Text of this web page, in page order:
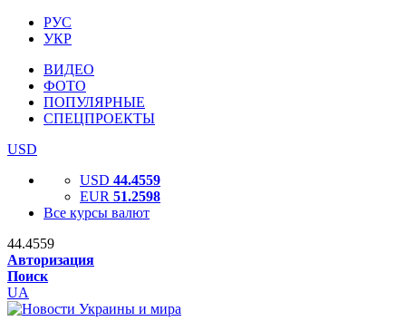
РУС
УКР
ВИДЕО
ФОТО
ПОПУЛЯРНЫЕ
СПЕЦПРОЕКТЫ
USD
USD 44.4559
EUR 51.2598
Все курсы валют
44.4559
Авторизация
Поиск
UA